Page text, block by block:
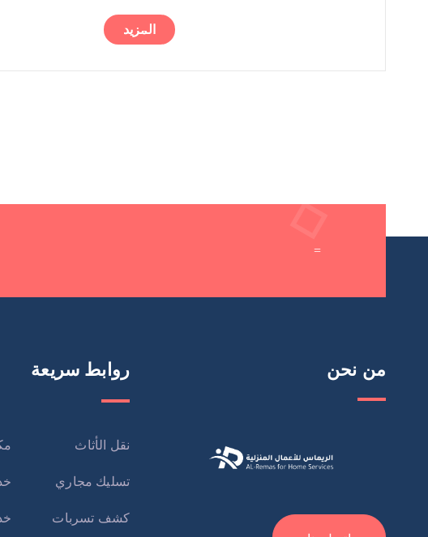
المزيد
=
من نحن روابط سريعة
نقل الأثاث
تسليك مجاري
كشف تسربات